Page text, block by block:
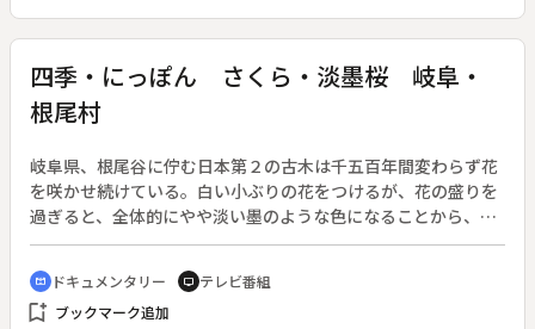
四季・にっぽん さくら・淡墨桜 岐阜・
根尾村
岐阜県、根尾谷に佇む日本第２の古木は千五百年間変わらず花
を咲かせ続けている。白い小ぶりの花をつけるが、花の盛りを
過ぎると、全体的にやや淡い墨のような色になることから、
「淡墨桜（うすずみざくら）」と呼ばれている。千五百年もの
間、伐採もされずに生きのびてきた淡墨桜は、昭和４０年代に
書かれた宇野千代の小説「淡墨の桜」で一躍有名になり、特に
満開の時期には１日に４万人の観光客が訪れる。
cinematic_blur ドキュメンタリー tv テレビ番組
bookmark_add ブックマーク追加